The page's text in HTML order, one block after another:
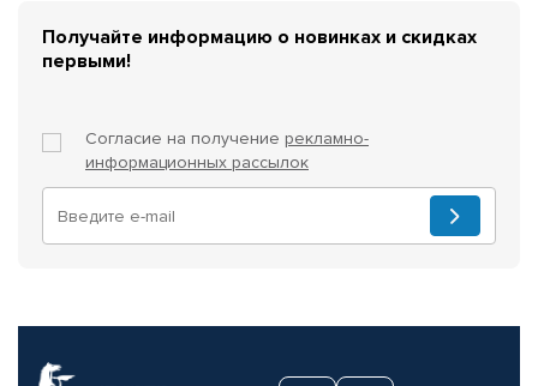
Получайте информацию о новинках и скидках
первыми!
Согласие на получение рекламно-
информационных рассылок